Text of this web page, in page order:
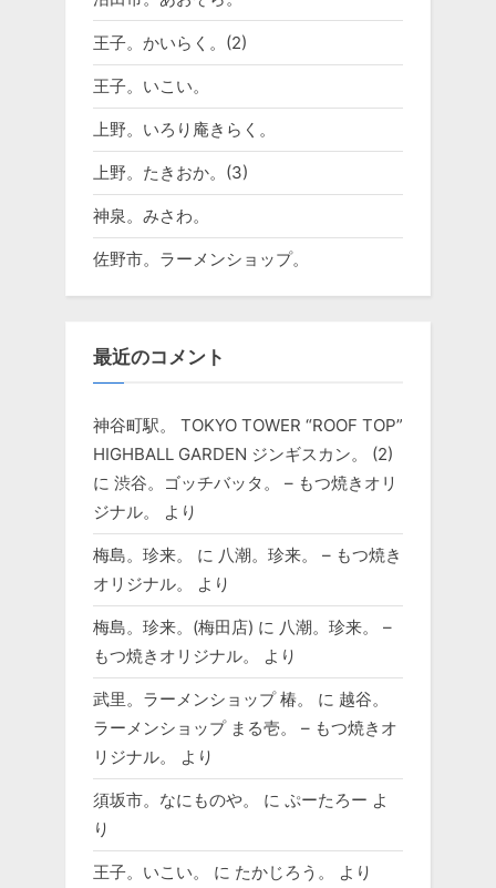
王子。かいらく。(2)
王子。いこい。
上野。いろり庵きらく。
上野。たきおか。(3)
神泉。みさわ。
佐野市。ラーメンショップ。
最近のコメント
神谷町駅。 TOKYO TOWER “ROOF TOP”
HIGHBALL GARDEN ジンギスカン。 (2)
に 渋谷。ゴッチバッタ。 – もつ焼きオリ
ジナル。
より
梅島。珍来。 に 八潮。珍来。 – もつ焼き
オリジナル。
より
梅島。珍来。(梅田店) に 八潮。珍来。 –
もつ焼きオリジナル。
より
武里。ラーメンショップ 椿。 に 越谷。
ラーメンショップ まる壱。 – もつ焼きオ
リジナル。
より
須坂市。なにものや。 に ぷーたろー よ
り
王子。いこい。 に たかじろう。 より